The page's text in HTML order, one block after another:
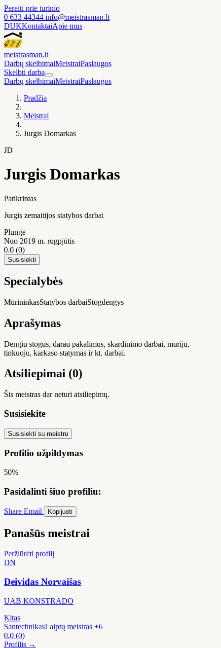
Pereiti prie turinio
0 633 44344 info@meistrasman.lt
DUKKontaktaiApie mus
meistrasman.lt
Darbų skelbimaiMeistraiPaslaugos
Skelbti darbą
Darbų skelbimaiMeistraiPaslaugos
Pradžia
Meistrai
Jurgis Domarkas
JD
Jurgis Domarkas
Patikrintas
Jurgis zemaitijos statybos darbai
Plungė
Nuo 2019 m. rugpjūtis
0.0 (0)
Susisiekti
Specialybės
MūrininkasStatybos darbaiStogdengys
Aprašymas
Dengiu stogus, darau pakalimus, skardinimo darbai, mūriju,
tinkuoju, karkaso statymas ir kt. darbai.
Atsiliepimai (0)
Šis meistras dar neturi atsiliepimų.
Susisiekite
Susisiekti su meistru
Profilio užpildymas
50%
Pasidalinti šiuo profiliu:
Share Email Kopijuoti
Panašūs meistrai
Peržiūrėti profilį
DN
Deividas Norvaišas
UAB KONSTRADO
Kitas
SantechnikasLaiptų meistras +6
0.0 (0)
Profilis →